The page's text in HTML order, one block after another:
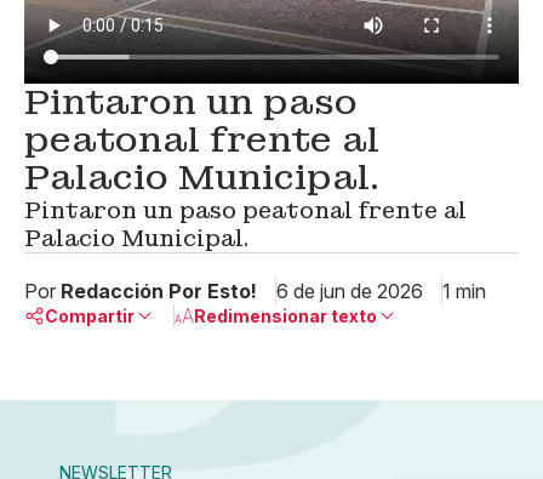
Pintaron un paso
peatonal frente al
Palacio Municipal.
Pintaron un paso peatonal frente al
Palacio Municipal.
Por Redacción Por Esto! 6 de jun de 2026 1 min
Compartir Redimensionar texto
NEWSLETTER